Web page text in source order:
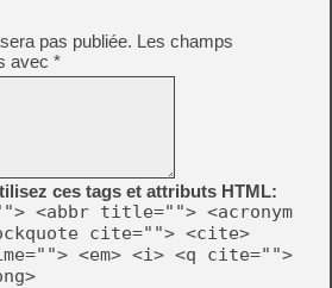
pas publiée. Les champs
avec *
ces tags et attributs HTML:
<abbr title=""> <acronym
cite=""> <cite>
<em> <i> <q cite="">